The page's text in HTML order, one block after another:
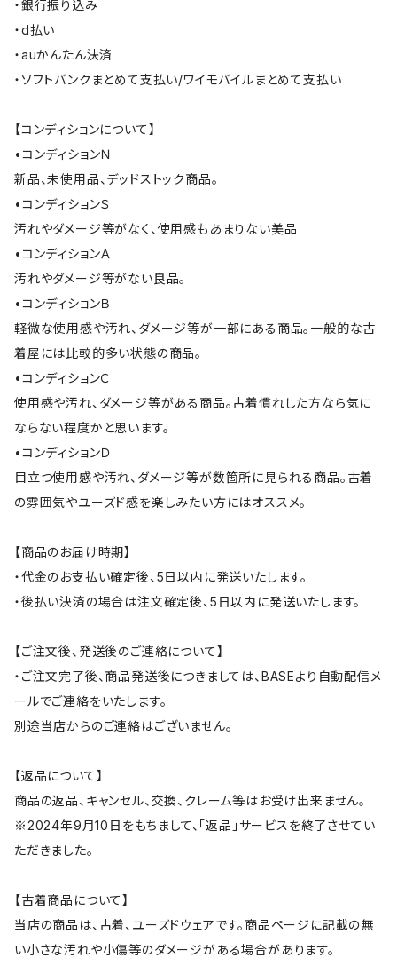
・銀行振り込み
・d払い
・auかんたん決済
・ソフトバンクまとめて支払い/ワイモバイルまとめて支払い
【コンディションについて】
•コンディションＮ
新品、未使用品、デッドストック商品。
•コンディションＳ
汚れやダメージ等がなく、使用感もあまりない美品
•コンディションＡ
汚れやダメージ等がない良品。
•コンディションＢ
軽微な使用感や汚れ、ダメージ等が一部にある商品。一般的な古
着屋には比較的多い状態の商品。
•コンディションＣ
使用感や汚れ、ダメージ等がある商品。古着慣れした方なら気に
ならない程度かと思います。
•コンディションＤ
目立つ使用感や汚れ、ダメージ等が数箇所に見られる商品。古着
の雰囲気やユーズド感を楽しみたい方にはオススメ。
【商品のお届け時期】
・代金のお支払い確定後、5日以内に発送いたします。
・後払い決済の場合は注文確定後、5日以内に発送いたします。
【ご注文後、発送後のご連絡について】
・ご注文完了後、商品発送後につきましては、BASEより自動配信メ
ールでご連絡をいたします。
別途当店からのご連絡はございません。
【返品について】
商品の返品、キャンセル、交換、クレーム等はお受け出来ません。
※2024年9月10日をもちまして、「返品」サービスを終了させてい
ただきました。
【古着商品について】
当店の商品は、古着、ユーズドウェアです。商品ページに記載の無
い小さな汚れや小傷等のダメージがある場合があります。